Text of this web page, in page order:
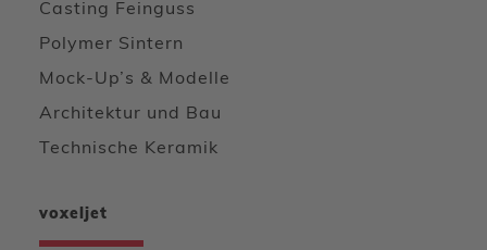
Casting Feinguss
Polymer Sintern
Mock-Up’s & Modelle
Architektur und Bau
Technische Keramik
voxeljet